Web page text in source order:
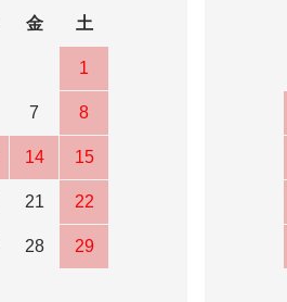
金 土
1
7 8
14 15
21 22
28 29